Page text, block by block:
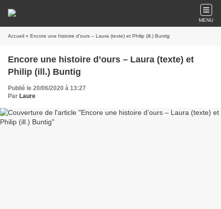
MENU
Accueil » Encore une histoire d’ours – Laura (texte) et Philip (ill.) Buntig
Encore une histoire d’ours – Laura (texte) et
Philip (ill.) Buntig
Publié le 20/06/2020 à 13:27
Par Laure